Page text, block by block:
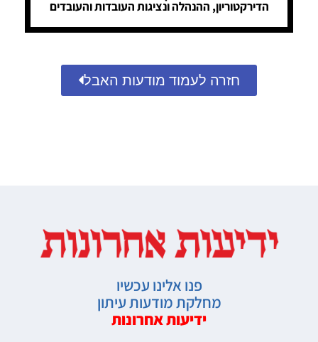
הדירקטוריון, ההנהלה ונציגות העובדות והעובדים
חזרה לעמוד מודעות האבל
פנו אלינו עכשיו
מחלקת מודעות עיתון
ידיעות אחרונות